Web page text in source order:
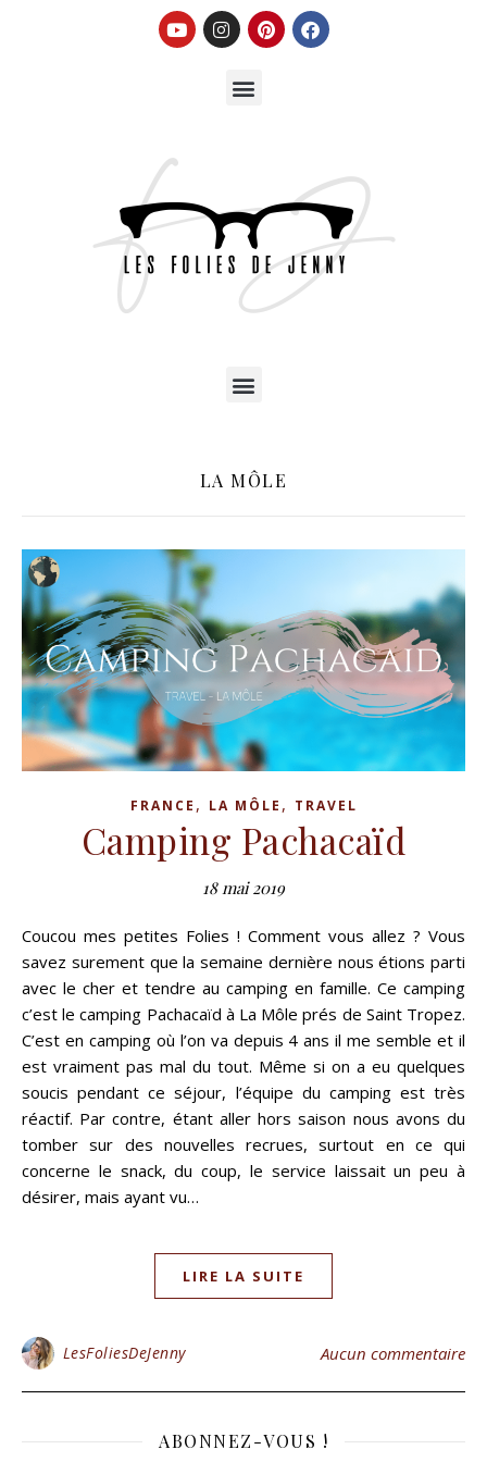
LA MÔLE
FRANCE , LA MÔLE , TRAVEL
Camping Pachacaïd
18 mai 2019
Coucou mes petites Folies ! Comment vous allez ? Vous
savez surement que la semaine dernière nous étions parti
avec le cher et tendre au camping en famille. Ce camping
c’est le camping Pachacaïd à La Môle prés de Saint Tropez.
C’est en camping où l’on va depuis 4 ans il me semble et il
est vraiment pas mal du tout. Même si on a eu quelques
soucis pendant ce séjour, l’équipe du camping est très
réactif. Par contre, étant aller hors saison nous avons du
tomber sur des nouvelles recrues, surtout en ce qui
concerne le snack, du coup, le service laissait un peu à
désirer, mais ayant vu…
LIRE LA SUITE
LesFoliesDeJenny Aucun commentaire
ABONNEZ-VOUS !